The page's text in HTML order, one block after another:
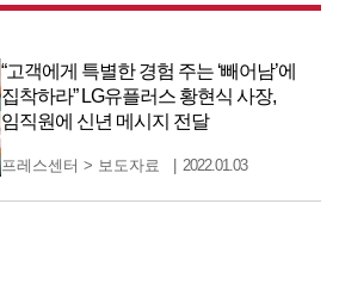
“고객에게 특별한 경험 주는 ‘빼어남’에
집착하라” LG유플러스 황현식 사장,
임직원에 신년 메시지 전달
프레스센터 > 보도자료 2022.01.03